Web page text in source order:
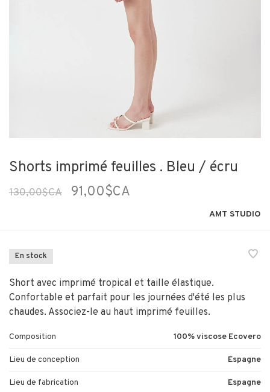
Shorts imprimé feuilles . Bleu / écru
130,00$CA 91,00$CA
AMT STUDIO
En stock
Short avec imprimé tropical et taille élastique.
Confortable et parfait pour les journées d'été les plus
chaudes. Associez-le au haut imprimé feuilles.
Composition 100% viscose Ecovero
Lieu de conception Espagne
Lieu de fabrication Espagne